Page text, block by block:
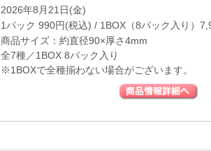
2026年8月21日(金)
1パック 990円(税込) / 1BOX（8パック入り）
商品サイズ：約直径90×厚さ4mm
全7種／1BOX 8パック入り
※1BOXで全種揃わない場合がございます。